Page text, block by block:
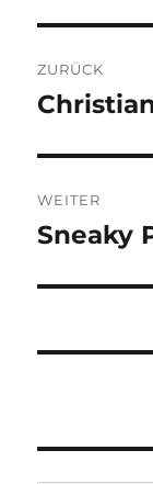
ZURÜCK
Vorheriger
WEITER
Nächster
Sneaky